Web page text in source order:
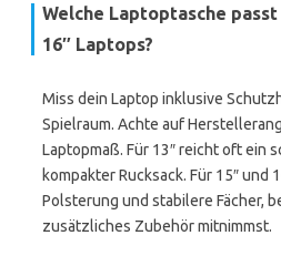
Welche Laptoptasche
16″ Laptops?
Miss dein Laptop inklusive
Spielraum. Achte auf
Laptopmaß. Für 13″ reicht oft ein
kompakter Rucksack. Für 15″ und
Polsterung und stabilere Fächer,
zusätzliches Zubehör mitnimmst.